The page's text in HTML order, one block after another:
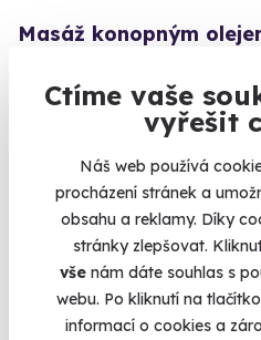
Ctíme vaše
vyřešit
Náš web používá
procházení stránek a
obsahu a reklamy. Díky
stránky zlepšovat.
vše nám dáte souhlas s
webu. Po kliknutí na tlačítko
informací o cookies a
Masáž konopným
Brno (+ 10 dalších lokalit)
1 940 Kč
AKCE